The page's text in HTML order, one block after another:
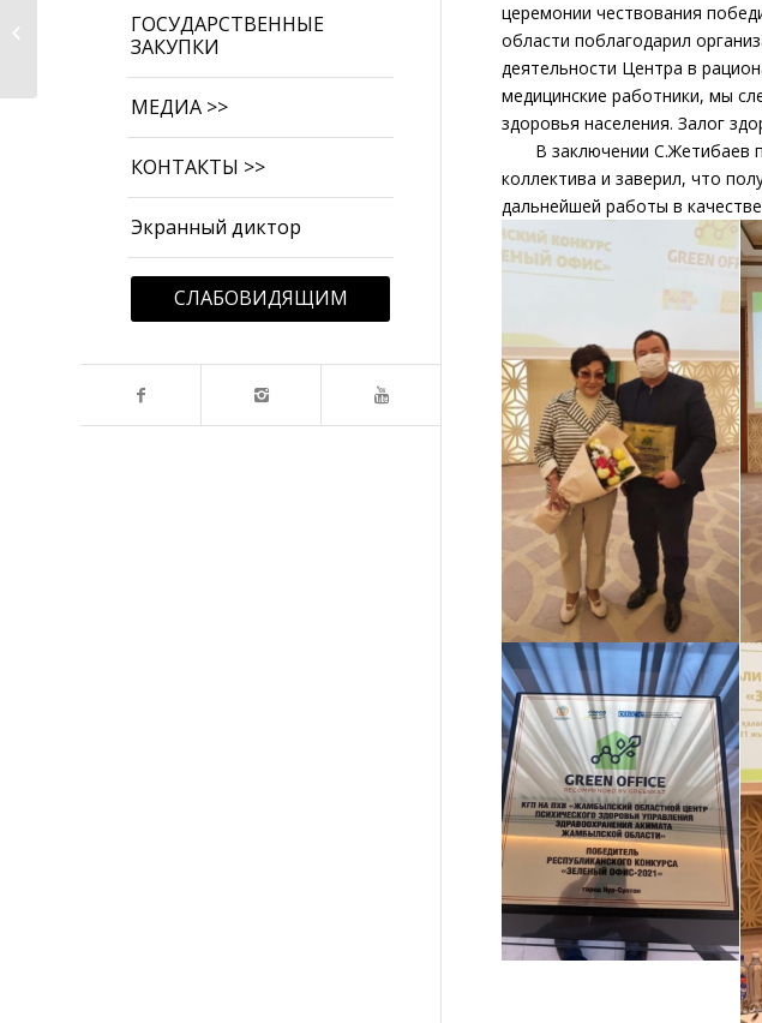
ГОСУДАРСТВЕННЫЕ
ЗАКУПКИ
МЕДИА >>
КОНТАКТЫ >>
Экранный диктор
СЛАБОВИДЯЩИМ
церемонии чествования
области поблагодарил
деятельности Центра в
медицинские работники, мы
здоровья населения. Залог
В заключении С.Жетибаев
коллектива и заверил, что
дальнейшей работы в
сохранения
здоровья: вредные